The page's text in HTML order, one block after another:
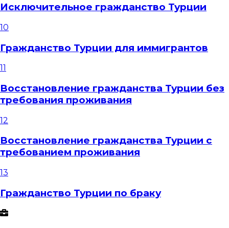
Исключительное гражданство Турции
10
Гражданство Турции для иммигрантов
11
Восстановление гражданства Турции без
требования проживания
12
Восстановление гражданства Турции с
требованием проживания
13
Гражданство Турции по браку